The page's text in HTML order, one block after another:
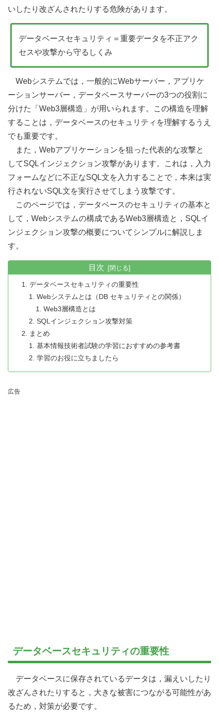
いしたり改ざんされたりする危険があります。
データベースセキュリティ＝重要データを不正アク
セスや攻撃から守るしくみ
Webシステムでは，一般的にWebサーバー，アプリケ
ーションサーバー，データベースサーバーの3つの役割に
分けた「Web3層構造」が用いられます。この構造を理解
することは，データベースのセキュリティを理解するうえ
でも重要です。
また，Webアプリケーションを狙った代表的な攻撃と
してSQLインジェクション攻撃があります。これは，入力
フォームなどに不正なSQL文を入力することで，本来は実
行されないSQL文を実行させてしまう攻撃です。
このページでは，データベースのセキュリティの基本と
して，Webシステムの構成であるWeb3層構造と，SQLイ
ンジェクション攻撃の概要についてシンプルに解説しま
す。
目次
データベースセキュリティの重要性
Webシステムとは（DB セキュリティとの関係）
Web3層構造とは
SQLインジェクション攻撃対策
まとめ
基本情報技術者試験の学習におすすめの参考書
学習のお役に立ちましたら
広告
データベースセキュリティの重要性
データベースに保存されているデータは，漏えいしたり
改ざんされたりすると，大きな被害につながる可能性があ
るため，対策が必要です。